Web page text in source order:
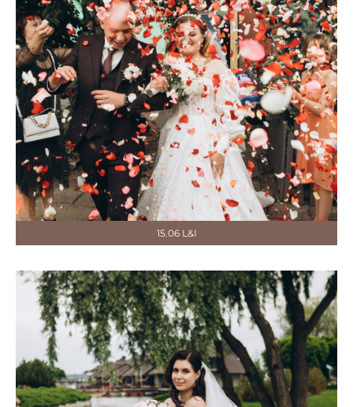
15.06 L&I